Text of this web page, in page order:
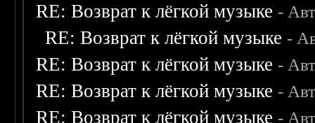
RE: Возврат к лёгкой музыке -
RE: Возврат к лёгкой музыке -
RE: Возврат к лёгкой музыке -
RE: Возврат к лёгкой музыке -
RE: Возврат к лёгкой музыке -